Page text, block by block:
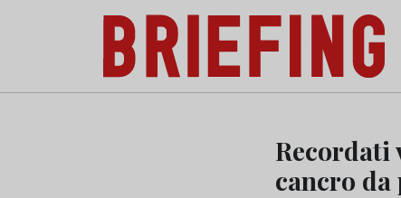
Briefing: Todas as notícias sobre os
Recordati
cancro da